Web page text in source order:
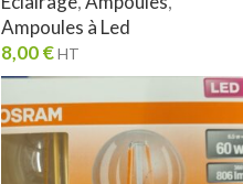
Ampoules à Led
8,00€HT